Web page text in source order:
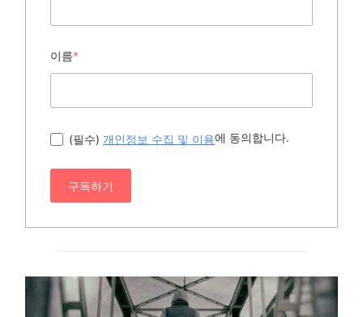
이름*
(필수) 개인정보 수집 및 이용에 동의합니다.
구독하기